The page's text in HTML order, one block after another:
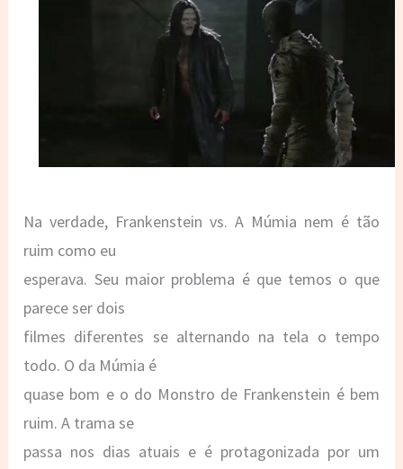
Na verdade, Frankenstein vs. A Múmia nem é tão
ruim como eu
esperava. Seu maior problema é que temos o que
parece ser dois
filmes diferentes se alternando na tela o tempo
todo. O da Múmia é
quase bom e o do Monstro de Frankenstein é bem
ruim. A trama se
passa nos dias atuais e é protagonizada por um